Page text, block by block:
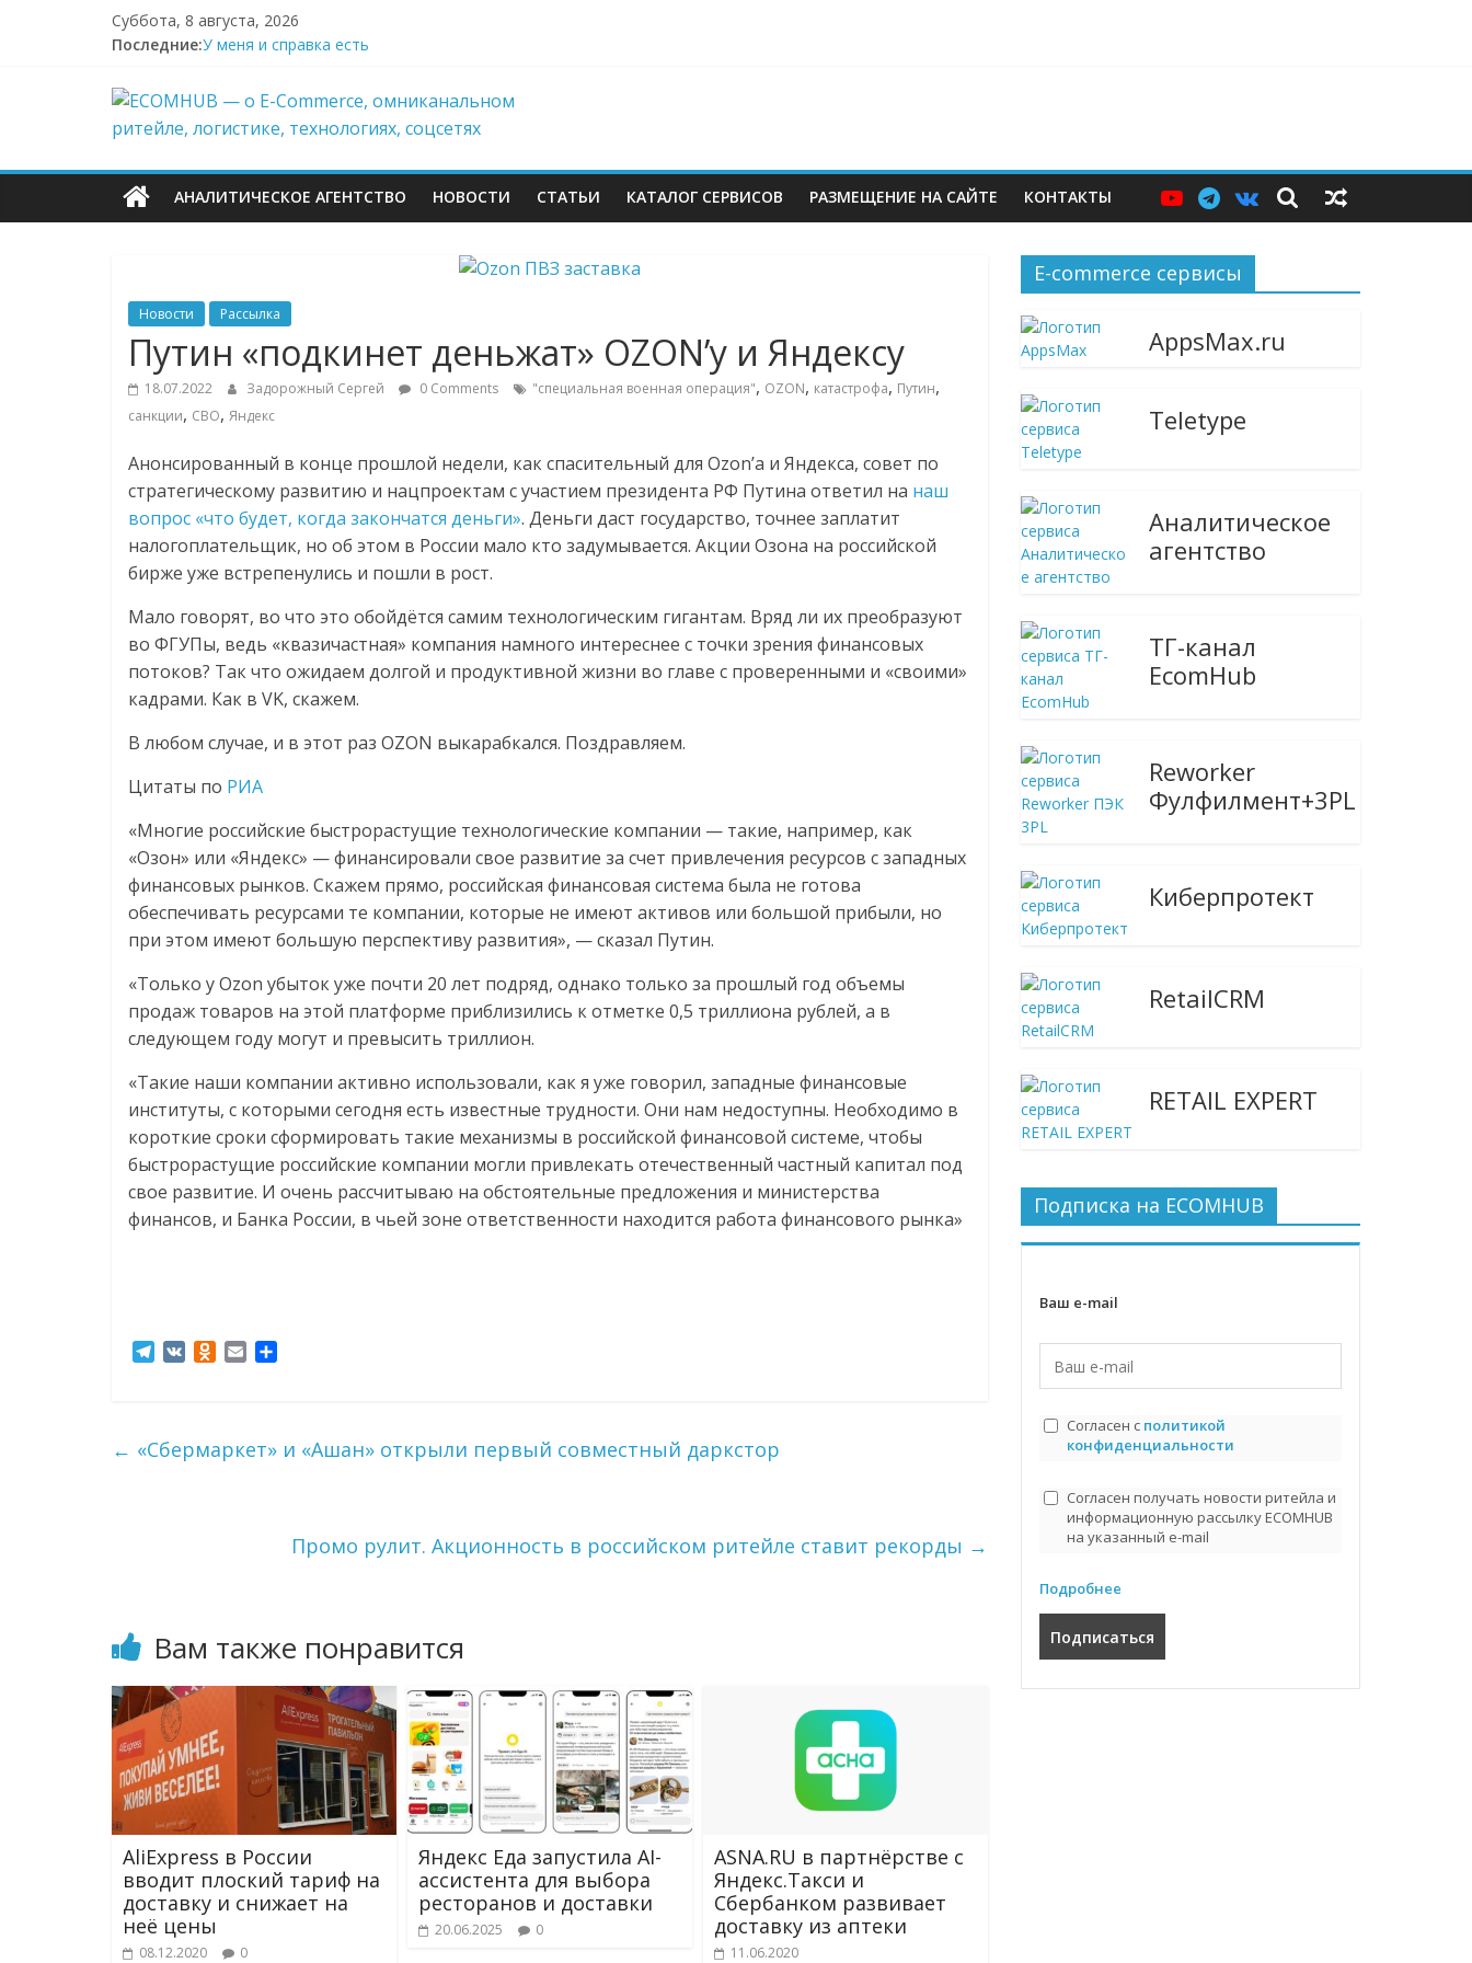
Суббота, 8 августа, 2026
Последние:У меня и справка есть
Wildberries начал выносить логистику со своих складов
И тут я во всём белом — Wildberries купил бывший офисный комплекс ВТБ в центре Москвы
БПЛА снова атаковали склад Wildberries в Екатеринбурге. Пожар усиливается
ECOMHUB
—
о
E-
Commerce,
омниканальном
ритейле,
логистике,
технологиях,
соцсетях
Портал
онлайн-
торговле,
для
Commerce,
ритейле,
логистике,
соцсетях.
Нам
важно,
как
знать
как
Сеть
меняет
жизнь
людей
АНАЛИТИЧЕСКОЕ АГЕНТСТВО НОВОСТИ СТАТЬИ КАТАЛОГ СЕРВИСОВ РАЗМЕЩЕНИЕ НА САЙТЕ КОНТАКТЫ
Новости Рассылка
Путин «подкинет деньжат» OZON’у и Яндексу
18.07.2022 Задорожный Сергей 0 Comments "специальная военная операция", OZON, катастрофа, Путин,
санкции, СВО, Яндекс
Анонсированный в конце прошлой недели, как спасительный для Ozon’а и Яндекса, совет по
стратегическому развитию и нацпроектам с участием президента РФ Путина ответил на наш
вопрос «что будет, когда закончатся деньги». Деньги даст государство, точнее заплатит
налогоплательщик, но об этом в России мало кто задумывается. Акции Озона на российской
бирже уже встрепенулись и пошли в рост.
Мало говорят, во что это обойдётся самим технологическим гигантам. Вряд ли их преобразуют
во ФГУПы, ведь «квазичастная» компания намного интереснее с точки зрения финансовых
потоков? Так что ожидаем долгой и продуктивной жизни во главе с проверенными и «своими»
кадрами. Как в VK, скажем.
В любом случае, и в этот раз OZON выкарабкался. Поздравляем.
Цитаты по РИА
«Многие российские быстрорастущие технологические компании — такие, например, как
«Озон» или «Яндекс» — финансировали свое развитие за счет привлечения ресурсов с западных
финансовых рынков. Скажем прямо, российская финансовая система была не готова
обеспечивать ресурсами те компании, которые не имеют активов или большой прибыли, но
при этом имеют большую перспективу развития», — сказал Путин.
«Только у Ozon убыток уже почти 20 лет подряд, однако только за прошлый год объемы
продаж товаров на этой платформе приблизились к отметке 0,5 триллиона рублей, а в
следующем году могут и превысить триллион.
«Такие наши компании активно использовали, как я уже говорил, западные финансовые
институты, с которыми сегодня есть известные трудности. Они нам недоступны. Необходимо в
короткие сроки сформировать такие механизмы в российской финансовой системе, чтобы
быстрорастущие российские компании могли привлекать отечественный частный капитал под
свое развитие. И очень рассчитываю на обстоятельные предложения и министерства
финансов, и Банка России, в чьей зоне ответственности находится работа финансового рынка»
g
r
O
l
в
← «Сбермаркет» и «Ашан» открыли первый совместный даркстор
Промо рулит. Акционность в российском ритейле ставит рекорды →
Вам также понравится
AliExpress в России
вводит плоский тариф на
доставку и снижает на
неё цены
08.12.2020 0
Яндекс Еда запустила AI-
ассистента для выбора
ресторанов и доставки
20.06.2025 0
ASNA.RU в партнёрстве с
Яндекс.Такси и
Сбербанком развивает
доставку из аптеки
11.06.2020
E-commerce сервисы
AppsMax.ru
Teletype
Аналитическое
агентство
ТГ-канал
EcomHub
Reworker
Фулфилмент+3PL
Киберпротект
RetailCRM
RETAIL EXPERT
Подписка на ECOMHUB
Ваш e-mail
Согласен с политикой
конфиденциальности
Согласен получать новости ритейла и
информационную рассылку ECOMHUB
на указанный e-mail
Подробнее